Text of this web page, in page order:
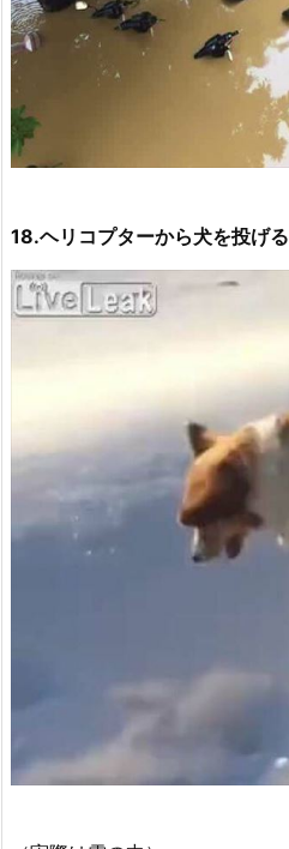
18.ヘリコプターから犬を投げる